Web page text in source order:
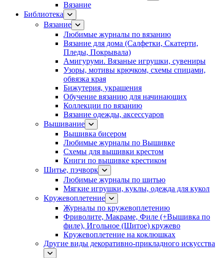
Вязание
Библиотека
Вязание
Любимые журналы по вязанию
Вязание для дома (Салфетки, Скатерти,
Пледы, Покрывала)
Амигуруми. Вязаные игрушки, сувениры
Узоры, мотивы крючком, схемы спицами,
обвязка края
Бижутерия, украшения
Обучение вязанию для начинающих
Коллекции по вязанию
Вязание одежды, аксессуаров
Вышивание
Вышивка бисером
Любимые журналы по Вышивке
Схемы для вышивки крестом
Книги по вышивке крестиком
Шитье, пэчворк
Любимые журналы по шитью
Мягкие игрушки, куклы, одежда для кукол
Кружевоплетение
Журналы по кружевоплетению
Фриволите, Макраме, Филе (+Вышивка по
филе), Игольное (Шитое) кружево
Кружевоплетение на коклюшках
Другие виды декоративно-прикладного искусства